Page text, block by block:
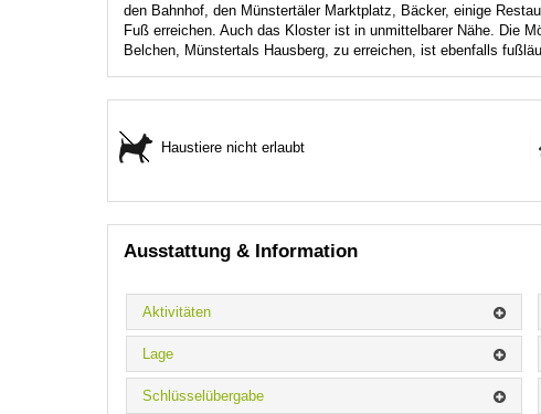
den Bahnhof, den Münstertäler Marktplatz, Bäcker, einige
Fuß erreichen. Auch das Kloster ist in unmittelbarer Nähe. Die
Belchen, Münstertals Hausberg, zu erreichen, ist ebenfalls
Haustiere nicht erlaubt
Ausstattung & Information
Aktivitäten
Lage
Schlüsselübergabe